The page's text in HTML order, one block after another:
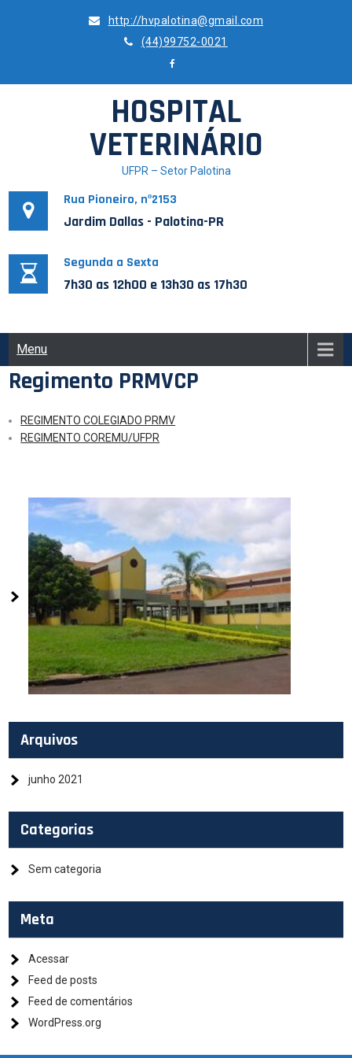
http://hvpalotina@gmail.com
(44)99752-0021
HOSPITAL
VETERINÁRIO
UFPR – Setor Palotina
Rua Pioneiro, nº2153
Jardim Dallas - Palotina-PR
Segunda a Sexta
7h30 as 12h00 e 13h30 as 17h30
Menu
Regimento PRMVCP
REGIMENTO COLEGIADO PRMV
REGIMENTO COREMU/UFPR
Arquivos
junho 2021
Categorias
Sem categoria
Meta
Acessar
Feed de posts
Feed de comentários
WordPress.org